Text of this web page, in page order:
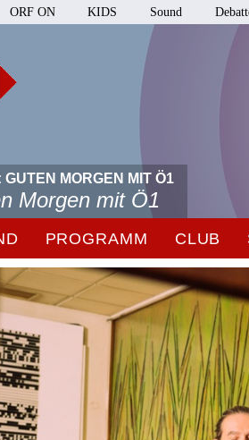
ORF ON KIDS Sound
GUTEN MORGEN MIT Ö1
Morgen mit Ö1
PROGRAMM CLUB